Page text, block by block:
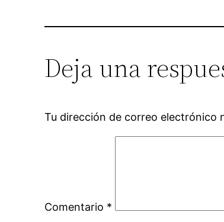
Deja una
Tu dirección de correo electrónico
Comentario *